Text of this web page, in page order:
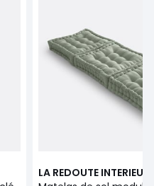
LA REDOUTE